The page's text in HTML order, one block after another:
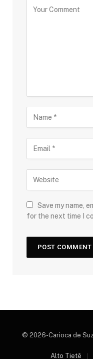
Save my name,
for the next time I
© 2026-Carioca de
Alto Tietê